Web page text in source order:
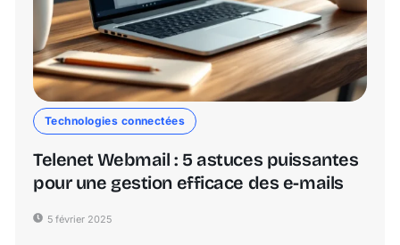
Technologies connectées
Telenet Webmail : 5 astuces puissantes
pour une gestion efficace des e-mails
5 février 2025